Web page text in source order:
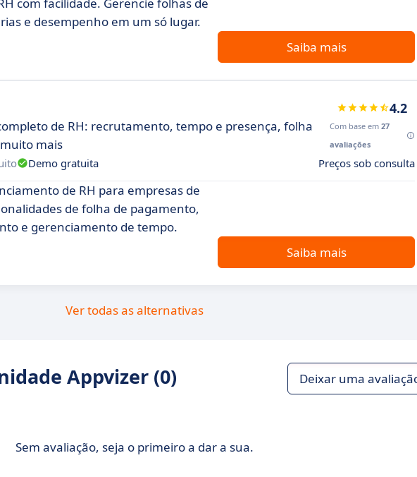
e desempenho em um só lugar.
Saiba mais
de RH: recrutamento, tempo e presença, folha
mais
4.2
Com base em27
avaliações
Demo gratuita Preços sob consulta
de RH para empresas de
de folha de pagamento,
e gerenciamento de tempo.
Saiba mais
Ver todas as alternativas
Appvizer (0) Deixar uma
Sem avaliação, seja o primeiro a dar a sua.